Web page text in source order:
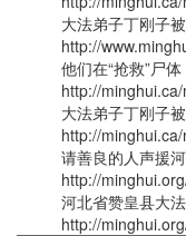
大法弟子丁刚子
http://
他们在“抢救”尸体
http://
大法弟子丁刚子
http://
请善良的人声援
http://
河北省赞皇县大
http://